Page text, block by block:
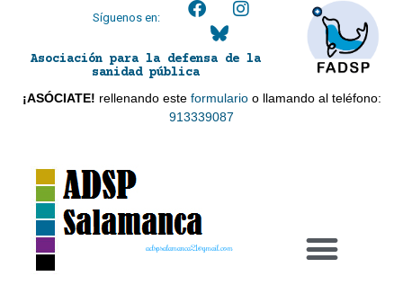
Síguenos en:
Asociación para la defensa de la
sanidad pública
¡ASÓCIATE! rellenando este formularioo llamando al teléfono:
913339087
adspsalamanca21@gmail.com